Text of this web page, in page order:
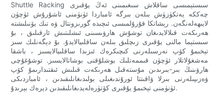
Shuttle Racking سىستېمىسى ساقلاش سىغىمىنى ئەڭ يۇقىرى
چەككە يەتكۈزۈش بىلەن بىرگە ئامباردا ئۈنۈمنى ئاشۇرۇش ئۈچۈن
لايىھەلەنگەن. رېشاتكا قۇرۇلمىسى ئىچىدە گورىزونتال ۋە تىك يۆنىلىشتە
ھەرىكەت قىلالايدىغان توشۇش ھارۋىسىنى ئىشلىتىش ئارقىلىق ، بۇ
سىستېما مالنى يۇقىرى زىچلىق بىلەن ساقلىيالايدۇ. بۇ دېگەنلىك سىز
تېخىمۇ كۆپ نەرسىلەرنى كىچىكرەك ئىزىدا ساقلىيالايسىز ، باشقا
مەشغۇلاتلار ئۈچۈن قىممەتلىك بوشلۇقنى بوشاتالايسىز. توشۇغۇچى
ھارۋىنىڭ بىر-بىرىدىن مۇستەقىل ھەرىكەت قىلىش ئىقتىدارىمۇ كۆپ
ۋەزىپىلەرنى بىرلا ۋاقىتتا ئورۇندىغىلى بولىدىغانلىقىدىن ، ئامباردىكى
ئۈنۈمنى تېخىمۇ يۇقىرى كۆتۈرەلەيدىغانلىقىدىن دېرەك بېرىدۇ.